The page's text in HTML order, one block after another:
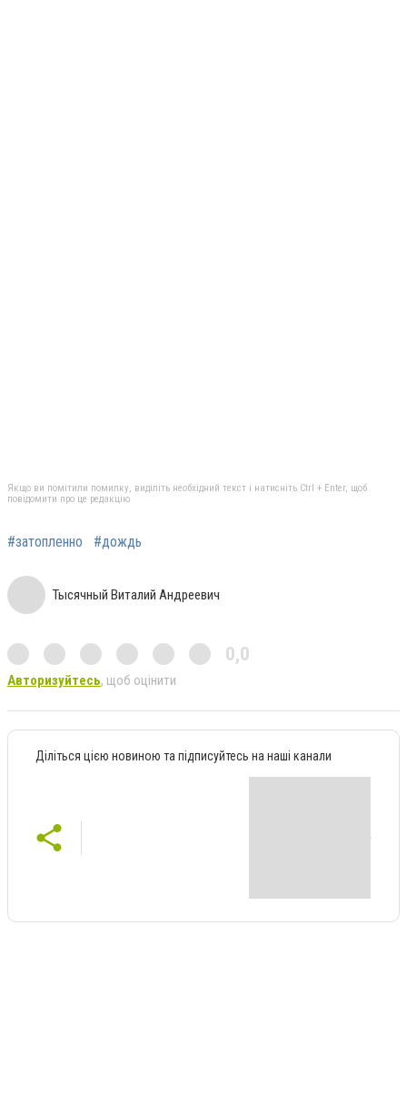
Якщо ви помітили помилку, виділіть необхідний текст і натисніть Ctrl + Enter, щоб
повідомити про це редакцію
#затопленно #дождь
Тысячный Виталий Андреевич
0,0
Авторизуйтесь, щоб оцінити
Діліться цією новиною та підписуйтесь на наші канали